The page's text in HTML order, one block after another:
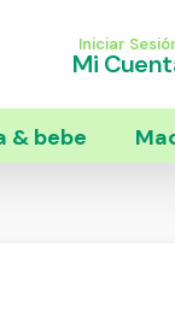
Iniciar
Mi
& bebe